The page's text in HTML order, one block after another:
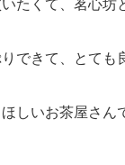
たくて、茗心坊
できて、とても
しいお茶屋さん